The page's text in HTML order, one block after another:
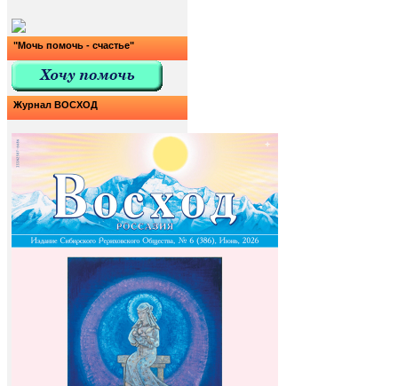
"Мочь помочь - счастье"
Журнал ВОСХОД